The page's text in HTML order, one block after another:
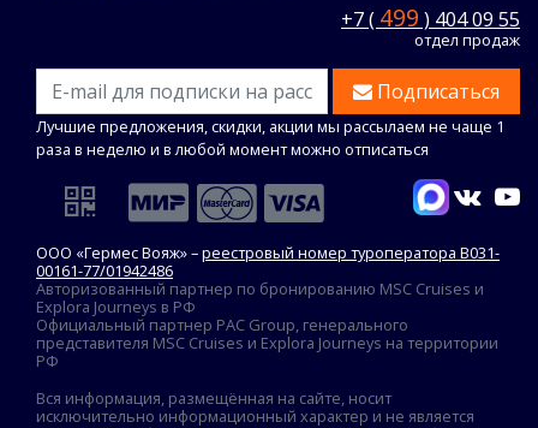
+7 ( 499 ) 404 09 55
отдел продаж
Подписаться
Лучшие предложения, скидки, акции мы рассылаем не чаще 1
раза в неделю и в любой момент можно отписаться
ООО «Гермес Вояж» –реестровый номер туроператора В031-
00161-77/01942486
Авторизованный партнер по бронированию MSC Cruises и
Explora Journeys в РФ
Официальный партнер PAC Group, генерального
представителя MSC Cruises и Explora Journeys на территории
РФ
Вся информация, размещённая на сайте, носит
исключительно информационный характер и не является